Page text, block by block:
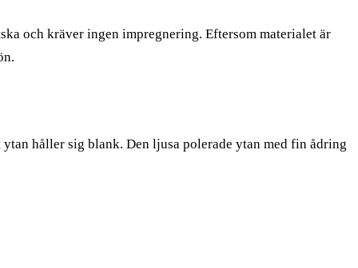
och kräver ingen impregnering. Eftersom materialet är
håller sig blank. Den ljusa polerade ytan med fin ådring